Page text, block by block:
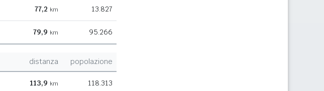
77,2 km 13.827
79,9 km 95.266
distanza popolazione
113,9 km 118.313